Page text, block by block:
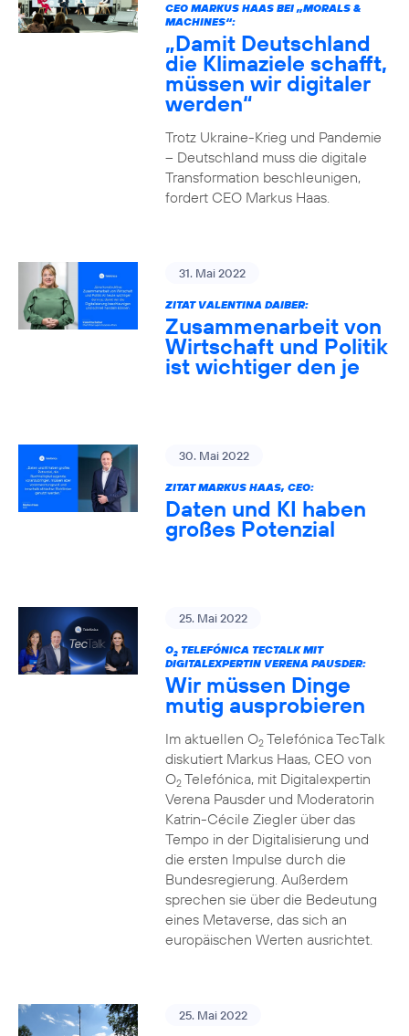
CEO MARKUS HAAS BEI „MORALS &
MACHINES“:
„Damit Deutschland
die Klimaziele schafft,
müssen wir digitaler
werden“
Trotz Ukraine-Krieg und Pandemie
– Deutschland muss die digitale
Transformation beschleunigen,
fordert CEO Markus Haas.
31. Mai 2022
ZITAT VALENTINA DAIBER:
Zusammenarbeit von
Wirtschaft und Politik
ist wichtiger den je
30. Mai 2022
ZITAT MARKUS HAAS, CEO:
Daten und KI haben
großes Potenzial
25. Mai 2022
O2TELEFÓNICA TECTALK MIT
DIGITALEXPERTIN VERENA PAUSDER:
Wir müssen Dinge
mutig ausprobieren
Im aktuellen O2Telefónica TecTalk
diskutiert Markus Haas, CEO von
O2Telefónica, mit Digitalexpertin
Verena Pausder und Moderatorin
Katrin-Cécile Ziegler über das
Tempo in der Digitalisierung und
die ersten Impulse durch die
Bundesregierung. Außerdem
sprechen sie über die Bedeutung
eines Metaverse, das sich an
europäischen Werten ausrichtet.
25. Mai 2022